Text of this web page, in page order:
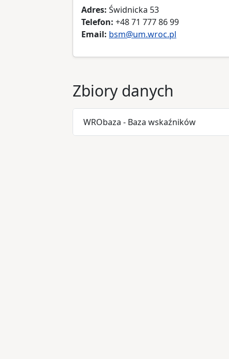
Adres: Świdnicka 53
Telefon: +48 71 777 86 99
Email: bsm@um.wroc.pl
Zbiory danych
WRObaza - Baza wskaźników